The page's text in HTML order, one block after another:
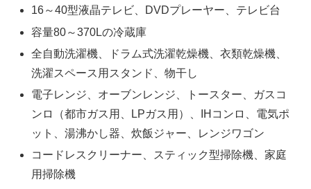
16～40型液晶テレビ、DVDプレーヤー、テレビ台
容量80～370Lの冷蔵庫
全自動洗濯機、ドラム式洗濯乾燥機、衣類乾燥機、
洗濯スペース用スタンド、物干し
電子レンジ、オーブンレンジ、トースター、ガスコ
ンロ（都市ガス用、LPガス用）、IHコンロ、電気ポ
ット、湯沸かし器、炊飯ジャー、レンジワゴン
コードレスクリーナー、スティック型掃除機、家庭
用掃除機